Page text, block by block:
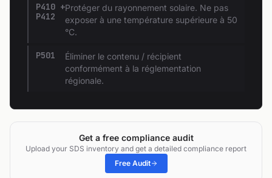
P410 +
P412
Protéger du rayonnement solaire. Ne pas
exposer à une température supérieure à 50
°C.
P501
Éliminer le contenu / récipient
conformément à la réglementation
régionale.
Get a free compliance audit
Upload your SDS inventory and get a detailed compliance report
Free Audit